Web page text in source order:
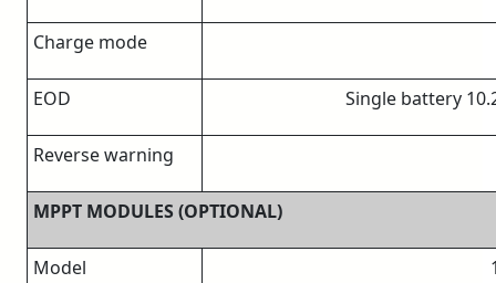
Charge mode
EOD Single battery
Reverse warning
MPPT MODULES (OPTIONAL)
Model